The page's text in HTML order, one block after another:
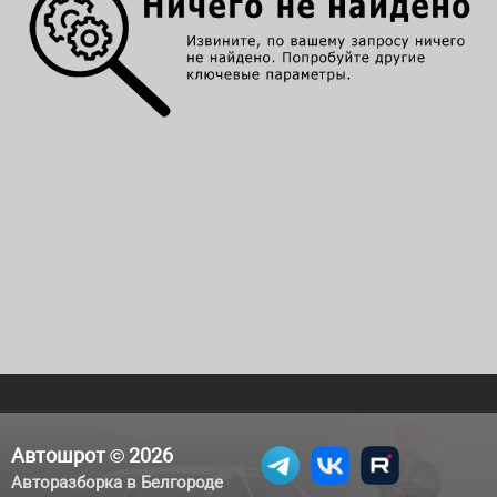
Автошрот © 2026
Авторазборка в Белгороде